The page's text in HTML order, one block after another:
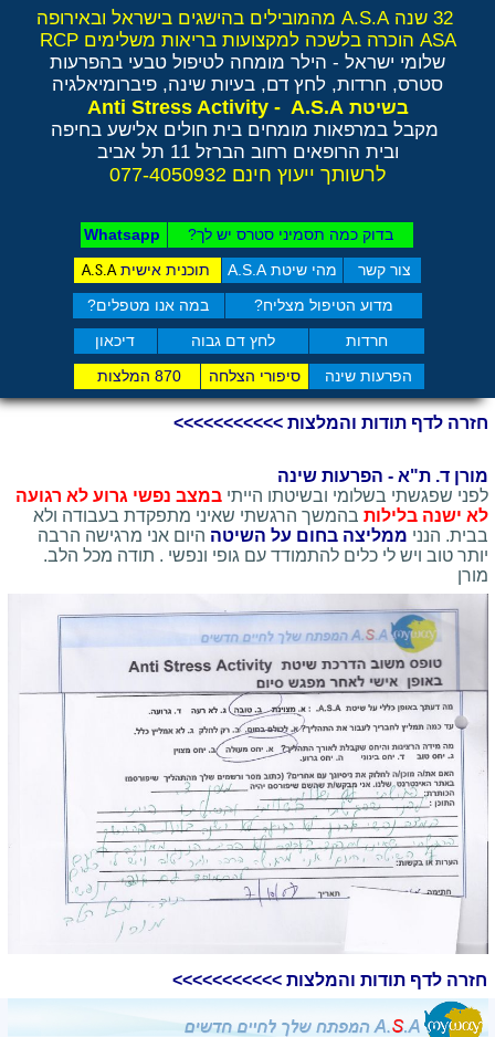
צור קשר מהי שיטת A.S.A תוכנית אישיתA.S.A
חרדות לחץ דם גבוה דיכאון
מדוע הטיפול מצליח? במה אנו מטפלים?
הפרעות שינה סיפורי הצלחה 870 המלצות
בדוק כמה תסמיני סט​רס יש לך? Whatsapp
32 שנה A.S.A מהמובילים בהישגים בישראל ובאירופה
ASA הוכרה בלשכה למקצועות בריאות משלימים RCP
שלומי ישראל - הילר מומחה לטיפול טבעי בהפרעות
סטרס, חרדות, לחץ דם, בעיות שינה, פיברומיאלגיה
בשיטת Anti Stress Activity - A.S.A
מקבל במרפאות מומחים בית חולים אלישע בחיפה
ובית הרופאים רחוב הברזל 11 תל אביב
לרשותך ייעוץ חינם 077-4050932
מורן ד. ת"א - הפרעות שינה
לפני שפגשתי בשלומי ובשיטתו הייתיבמצב נפשי גרוע לא רגועה
לא ישנה בלילות בהמשך הרגשתי שאיני מתפקדת בעבודה ולא
בבית. הנני ממליצה בחום על השיטה היום אני מרגישה הרבה
יותר טוב ויש לי כלים להתמודד עם גופי ונפשי . תודה מכל הלב.
מורן
חזרה לדף תודות והמלצות >>>>>>>>>>>
חזרה לדף תודות והמלצות >>>>>>>>>>>